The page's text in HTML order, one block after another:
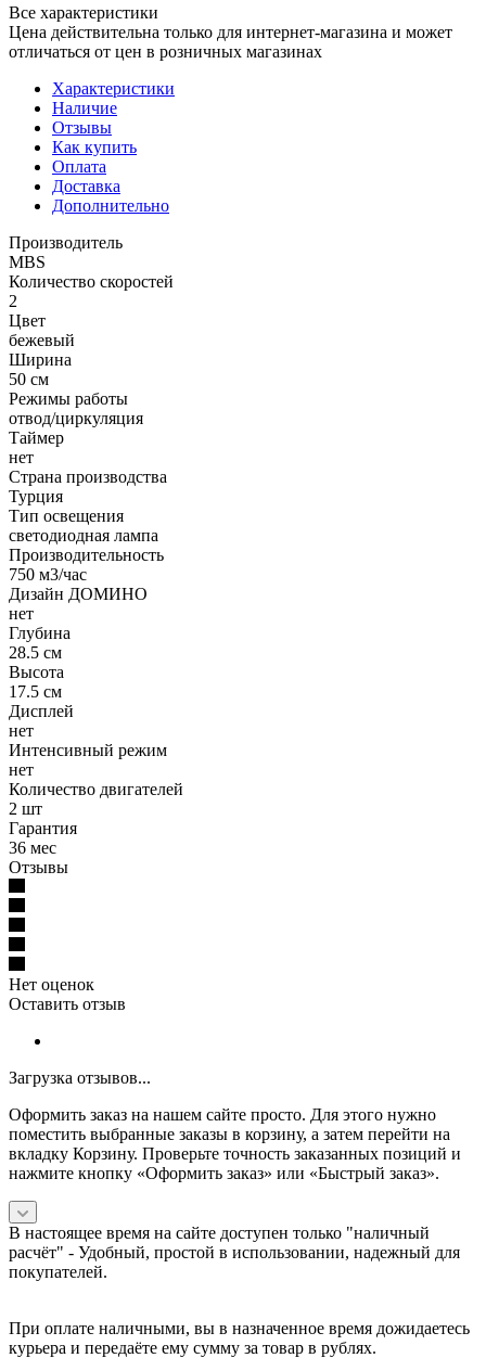
Все характеристики
Цена действительна только для интернет-магазина и может
отличаться от цен в розничных магазинах
Характеристики
Наличие
Отзывы
Как купить
Оплата
Доставка
Дополнительно
Производитель
MBS
Количество скоростей
2
Цвет
бежевый
Ширина
50 см
Режимы работы
отвод/циркуляция
Таймер
нет
Страна производства
Турция
Тип освещения
светодиодная лампа
Производительность
750 м3/час
Дизайн ДОМИНО
нет
Глубина
28.5 см
Высота
17.5 см
Дисплей
нет
Интенсивный режим
нет
Количество двигателей
2 шт
Гарантия
36 мес
Отзывы
Нет оценок
Оставить отзыв
Загрузка отзывов...
Оформить заказ на нашем сайте просто. Для этого нужно
поместить выбранные заказы в корзину, а затем перейти на
вкладку Корзину. Проверьте точность заказанных позиций и
нажмите кнопку «Оформить заказ» или «Быстрый заказ».
В настоящее время на сайте доступен только "наличный
расчёт" - Удобный, простой в использовании, надежный для
покупателей.
При оплате наличными, вы в назначенное время дожидаетесь
курьера и передаёте ему сумму за товар в рублях.